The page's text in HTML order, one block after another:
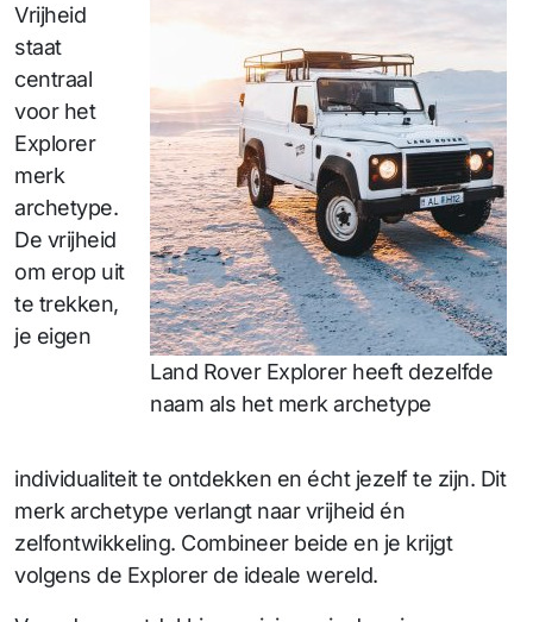
Land Rover Explorer heeft dezelfde
naam als het merk archetype
Vrijheid
staat
centraal
voor het
Explorer
merk
archetype.
De vrijheid
om erop uit
te trekken,
je eigen
individualiteit te ontdekken en écht jezelf te zijn. Dit
merk archetype verlangt naar vrijheid én
zelfontwikkeling. Combineer beide en je krijgt
volgens de Explorer de ideale wereld.